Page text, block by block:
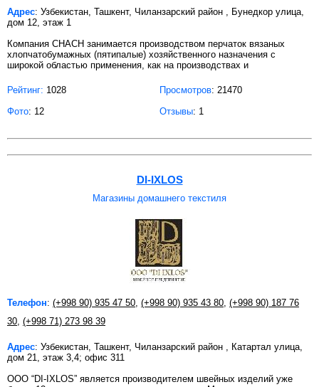
Адрес: Узбекистан, Ташкент, Чиланзарский район , Бунедкор улица,
дом 12, этаж 1
Компания CHACH занимается производством перчаток вязаных
хлопчатобумажных (пятипалые) хозяйственного назначения с
широкой областью применения, как на производствах и
Рейтинг: 1028 Просмотров: 21470
Фото: 12 Отзывы: 1
DI-IXLOS
Магазины домашнего текстиля
Телефон: (+998 90) 935 47 50, (+998 90) 935 43 80, (+998 90) 187 76
30, (+998 71) 273 98 39
Адрес: Узбекистан, Ташкент, Чиланзарский район , Катартал улица,
дом 21, этаж 3,4; офис 311
OOO “DI-IXLOS” является производителем швейных изделий уже